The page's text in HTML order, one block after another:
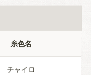
糸色名
チャイロ